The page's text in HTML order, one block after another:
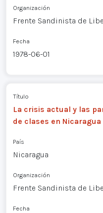
Organización
Frente Sandinista de
Fecha
1978-06-01
Título
La crisis actual y las
de clases en Nicaragua
País
Nicaragua
Organización
Frente Sandinista de
Fecha